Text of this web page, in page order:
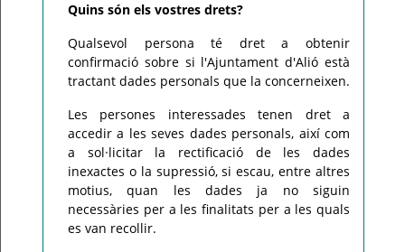
Quins són els vostres drets?
Qualsevol persona té dret a obtenir
confirmació sobre si l'Ajuntament d'Alió està
tractant dades personals que la concerneixen.
Les persones interessades tenen dret a
accedir a les seves dades personals, així com
a sol·licitar la rectificació de les dades
inexactes o la supressió, si escau, entre altres
motius, quan les dades ja no siguin
necessàries per a les finalitats per a les quals
es van recollir.